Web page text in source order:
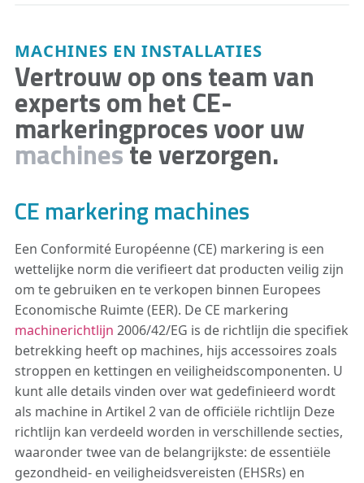
MACHINES EN INSTALLATIES
Vertrouw op ons team van
experts om het CE-
markeringproces voor uw
machineste verzorgen.
CE markering machines
Een Conformité Européenne (CE) markering is een
wettelijke norm die verifieert dat producten veilig zijn
om te gebruiken en te verkopen binnen Europees
Economische Ruimte (EER). De CE markering
machinerichtlijn 2006/42/EG is de richtlijn die specifiek
betrekking heeft op machines, hijs accessoires zoals
stroppen en kettingen en veiligheidscomponenten. U
kunt alle details vinden over wat gedefinieerd wordt
als machine in Artikel 2 van de officiële richtlijn Deze
richtlijn kan verdeeld worden in verschillende secties,
waaronder twee van de belangrijkste: de essentiële
gezondheid- en veiligheidsvereisten (EHSRs) en